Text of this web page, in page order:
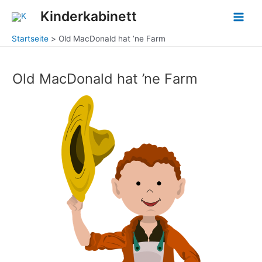
Inhalt
Kinderkabinett
Main
Startseite Old MacDonald hat ’ne Farm
Old MacDonald hat ’ne Farm